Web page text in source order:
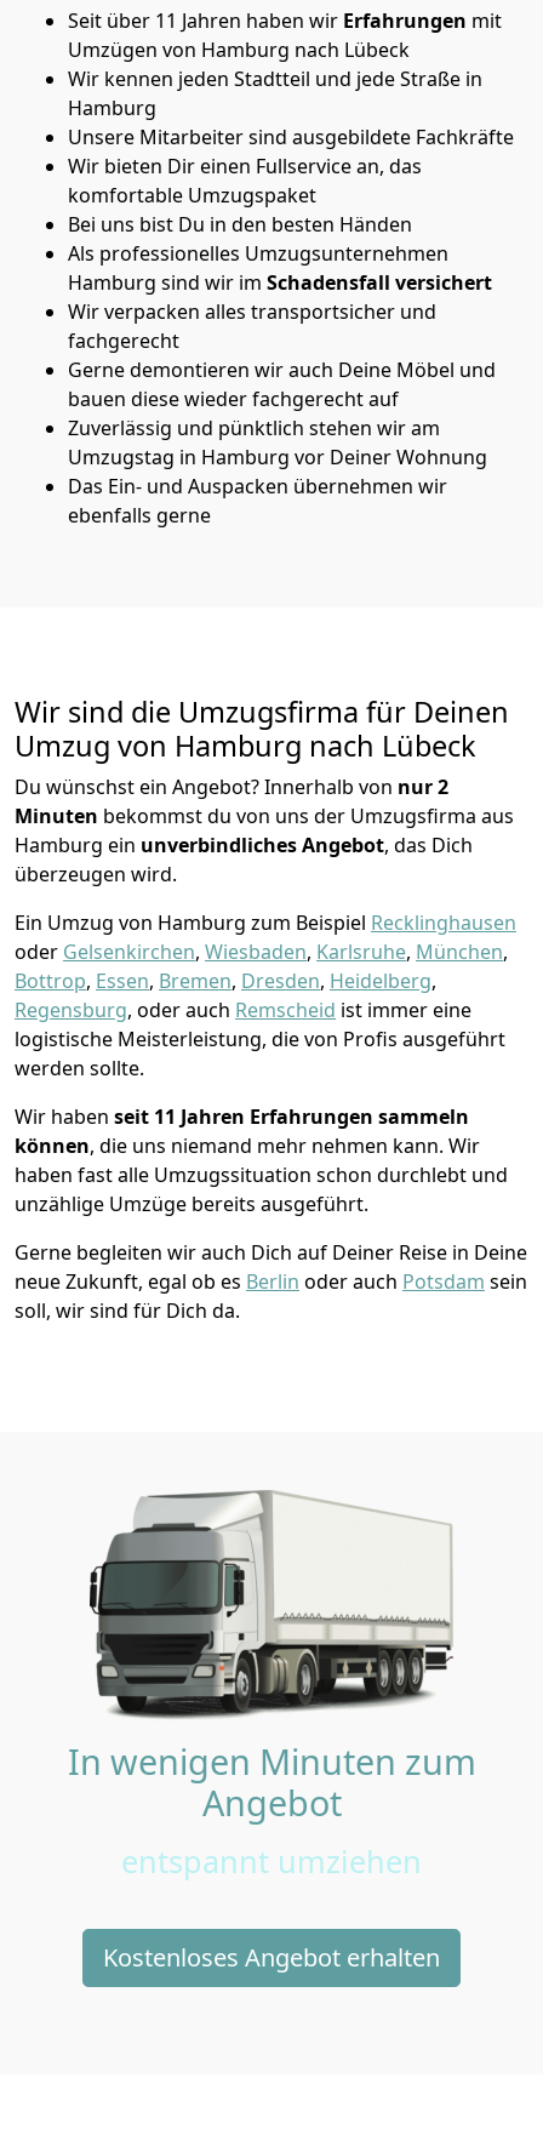
Seit über 11 Jahren haben wir Erfahrungen mit
Umzügen von Hamburg nach Lübeck
Wir kennen jeden Stadtteil und jede Straße in
Hamburg
Unsere Mitarbeiter sind ausgebildete Fachkräfte
Wir bieten Dir einen Fullservice an, das
komfortable Umzugspaket
Bei uns bist Du in den besten Händen
Als professionelles Umzugsunternehmen
Hamburg sind wir im Schadensfall versichert
Wir verpacken alles transportsicher und
fachgerecht
Gerne demontieren wir auch Deine Möbel und
bauen diese wieder fachgerecht auf
Zuverlässig und pünktlich stehen wir am
Umzugstag in Hamburg vor Deiner Wohnung
Das Ein- und Auspacken übernehmen wir
ebenfalls gerne
Wir sind die Umzugsfirma für Deinen
Umzug von Hamburg nach Lübeck
Du wünschst ein Angebot? Innerhalb von nur 2
Minuten bekommst du von uns der Umzugsfirma aus
Hamburg ein unverbindliches Angebot, das Dich
überzeugen wird.
Ein Umzug von Hamburg zum Beispiel Recklinghausen
oder Gelsenkirchen, Wiesbaden, Karlsruhe, München,
Bottrop, Essen, Bremen, Dresden, Heidelberg,
Regensburg, oder auch Remscheid ist immer eine
logistische Meisterleistung, die von Profis ausgeführt
werden sollte.
Wir haben seit 11 Jahren Erfahrungen sammeln
können, die uns niemand mehr nehmen kann. Wir
haben fast alle Umzugssituation schon durchlebt und
unzählige Umzüge bereits ausgeführt.
Gerne begleiten wir auch Dich auf Deiner Reise in Deine
neue Zukunft, egal ob es Berlin oder auch Potsdam sein
soll, wir sind für Dich da.
In wenigen Minuten zum
Angebot
entspannt umziehen
Kostenloses Angebot erhalten